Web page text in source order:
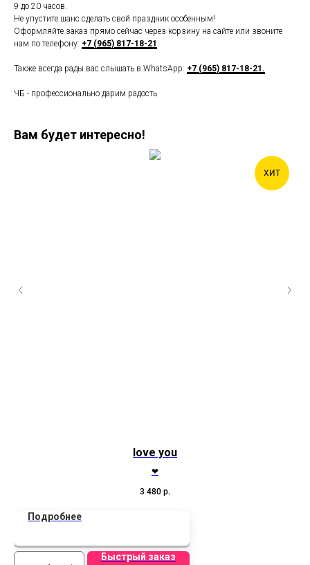
9 до 20 часов.
Не упустите шанс сделать свой праздник особенным!
Оформляйте заказ прямо сейчас через корзину на сайте или звоните
нам по телефону: +7 (965) 817-18-21
Также всегда рады вас слышать в WhatsApp: +7 (965) 817-18-21.
ЧБ - профессионально дарим радость
Вам будет интересно!
ХИТ
love you
❤
3 480 р.
Подробнее
Быстрый заказ